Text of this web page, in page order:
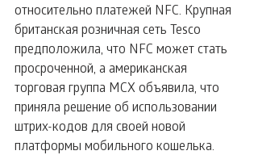
относительно платежей NFC. Крупная
британская розничная сеть Tesco
предположила, что NFC может стать
просроченной, а американская
торговая группа MCX объявила, что
приняла решение об использовании
штрих-кодов для своей новой
платформы мобильного кошелька.